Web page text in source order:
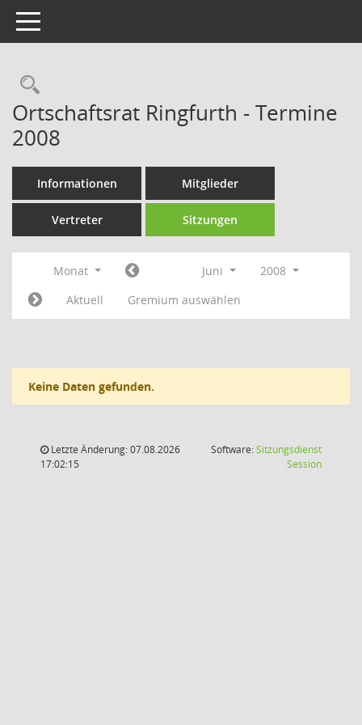
Toggle navigation
Rechercheauswahl
Ortschaftsrat Ringfurth - Termine
2008
Informationen Mitglieder
Vertreter Sitzungen
Monat Juni
2008
Aktuell
Gremium auswählen
Keine Daten gefunden.
Letzte Änderung: 07.08.2026
17:02:15
Software:Sitzungsdienst
Session(Wird in